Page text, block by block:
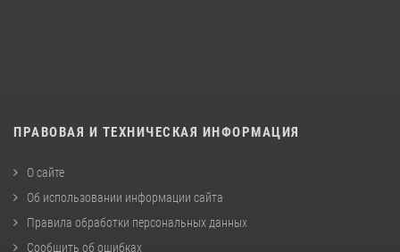
ПРАВОВАЯ И ТЕХНИЧЕСКАЯ ИНФОРМАЦИЯ
О сайте
Об использовании информации сайта
Правила обработки персональных данных
Сообщить об ошибках